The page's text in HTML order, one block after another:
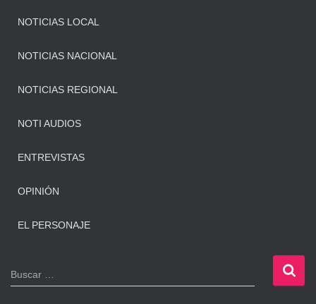
NOTICIAS LOCAL
NOTICIAS NACIONAL
NOTICIAS REGIONAL
NOTI AUDIOS
ENTREVISTAS
OPINIÓN
EL PERSONAJE
B
u
Buscar …